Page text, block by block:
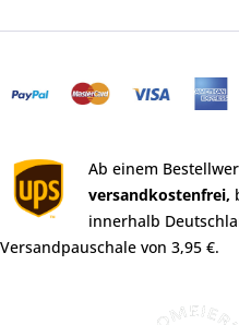
Ab einem
versandkostenfrei,
innerhalb
Versandpauschale von 3,95 €.